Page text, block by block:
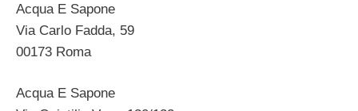
Acqua E Sapone
Via Carlo Fadda, 59
00173 Roma
Acqua E Sapone